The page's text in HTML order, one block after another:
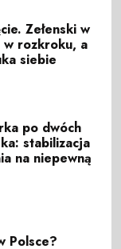
Zełenski w
w rozkroku, a
siebie
po dwóch
stabilizacja
na niepewną
Polsce?